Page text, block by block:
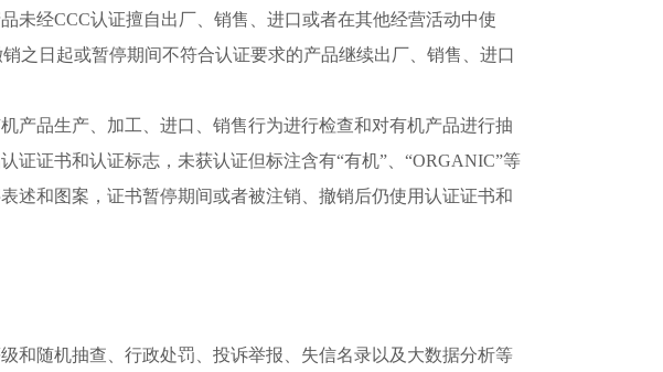
未经CCC认证擅自出厂、销售、进口或者在其他经营活动中使
之日起或暂停期间不符合认证要求的产品继续出厂、销售、进口
品生产、加工、进口、销售行为进行检查和对有机产品进行抽
证证书和认证标志，未获认证但标注含有“有机”、“ORGANIC”等
述和图案，证书暂停期间或者被注销、撤销后仍使用认证证书和
随机抽查、行政处罚、投诉举报、失信名录以及大数据分析等